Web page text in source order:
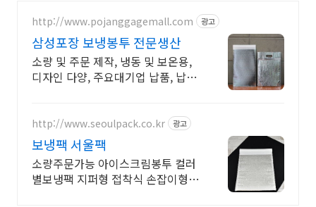
http://www.pojanggagemall.com 광고
삼성포장 보냉봉투 전문생산
소량 및 주문 제작, 냉동 및 보온용,
디자인 다양, 주요대기업 납품, 납기
http://www.seoulpack.co.kr 광고
보냉팩 서울팩
소량주문가능 아이스크림봉투 컬러
별보냉팩 지퍼형 접착식 손잡이형